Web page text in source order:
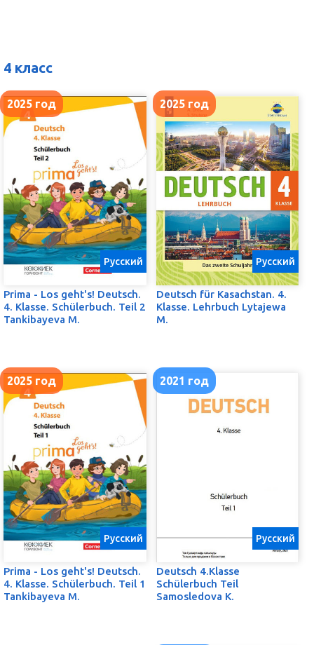
4 класс
2025 год
Prima - Los geht's! Deutsch.
4. Klasse. Schülerbuch. Teil 2
Tankibayeva M.
Русский
2025 год
Deutsch für Kasachstan. 4.
Klasse. Lehrbuch Lytajewa
M.
Русский
2025 год
Prima - Los geht's! Deutsch.
4. Klasse. Schülerbuch. Teil 1
Tankibayeva M.
Русский
2021 год
Deutsch 4.Klasse
Schülerbuch Teil
Samosledova K.
Русский